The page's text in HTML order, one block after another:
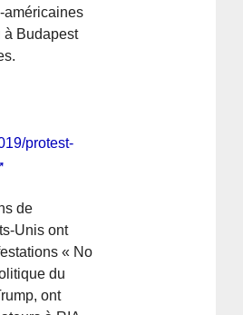
américaines
à Budapest
protest-
de
Unis ont
« No
du
ont